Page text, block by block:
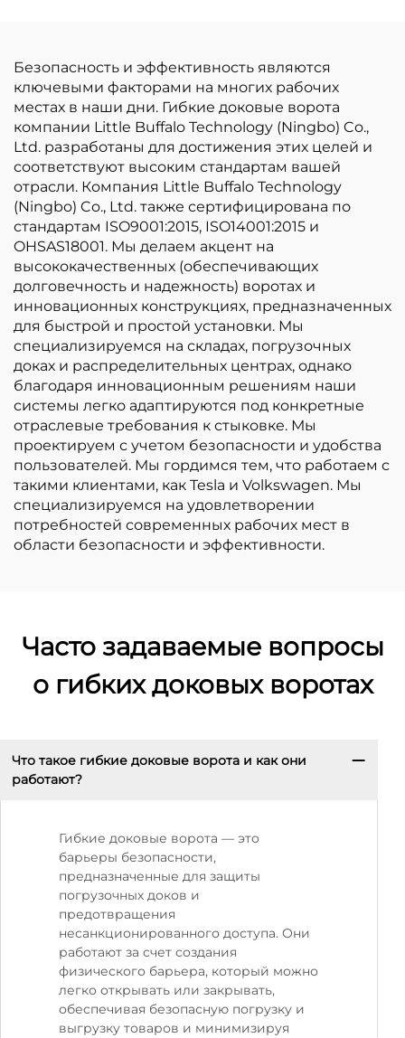
Безопасность и эффективность являются
ключевыми факторами на многих рабочих
местах в наши дни. Гибкие доковые ворота
компании Little Buffalo Technology (Ningbo) Co.,
Ltd. разработаны для достижения этих целей и
соответствуют высоким стандартам вашей
отрасли. Компания Little Buffalo Technology
(Ningbo) Co., Ltd. также сертифицирована по
стандартам ISO9001:2015, ISO14001:2015 и
OHSAS18001. Мы делаем акцент на
высококачественных (обеспечивающих
долговечность и надежность) воротах и
инновационных конструкциях, предназначенных
для быстрой и простой установки. Мы
специализируемся на складах, погрузочных
доках и распределительных центрах, однако
благодаря инновационным решениям наши
системы легко адаптируются под конкретные
отраслевые требования к стыковке. Мы
проектируем с учетом безопасности и удобства
пользователей. Мы гордимся тем, что работаем с
такими клиентами, как Tesla и Volkswagen. Мы
специализируемся на удовлетворении
потребностей современных рабочих мест в
области безопасности и эффективности.
Часто задаваемые вопросы
о гибких доковых воротах
Что такое гибкие доковые ворота и как они
работают?
Гибкие доковые ворота — это
барьеры безопасности,
предназначенные для защиты
погрузочных доков и
предотвращения
несанкционированного доступа. Они
работают за счет создания
физического барьера, который можно
легко открывать или закрывать,
обеспечивая безопасную погрузку и
выгрузку товаров и минимизируя